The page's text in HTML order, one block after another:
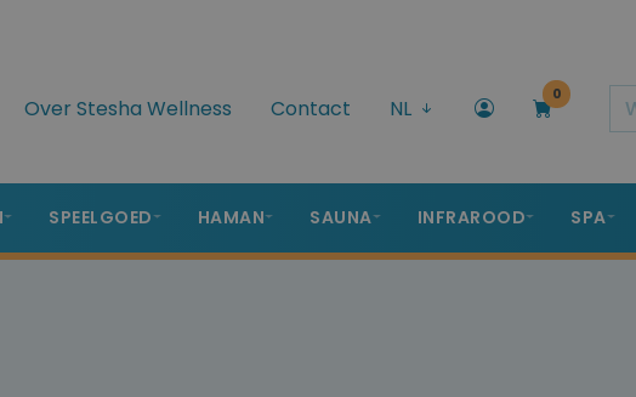
Over Stesha Wellness Contact NL
0
SPEELGOED HAMAN SAUNA INFRAROOD SPA